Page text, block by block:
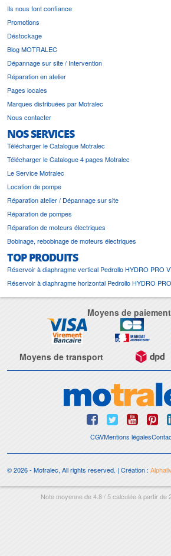
Ils nous font confiance
Promotions
Déstockage
Blog MOTRALEC
Dépannage sur site / Intervention
Réparation en atelier
Pages locales
Marques distribuées par Motralec
Nous contacter
NOS SERVICES
Télécharger le Catalogue Motralec
Télécharger le Catalogue 4 pages Motralec
Le Service Motralec
Location de pompe
Réparation atelier / Dépannage sur site
Réparation de pompes
Réparation de moteurs électriques
Bobinage, rebobinage de moteurs électriques
TOP PRODUITS
Réservoir à diaphragme vertical Pedrollo HYDRO PRO
Réservoir à diaphragme horizontal Pedrollo HYDRO
Moyens de paiement
Moyens de transport
CGVMentions légales
© 2026 - Motralec, All rights reserved. | Création :
Note moyenne de4.8/5calculée à partir de